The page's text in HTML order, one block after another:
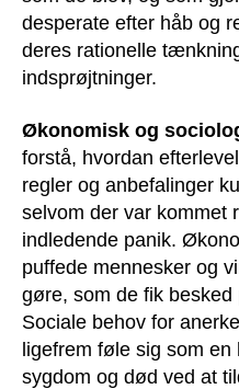
desperate efter håb og
deres rationelle
indsprøjtninger.
Økonomisk og
forstå, hvordan
regler og anbefalinger
selvom der var kommet
indledende panik.
puffede mennesker og
gøre, som de fik
Sociale behov for
ligefrem føle sig som
sygdom og død ved at